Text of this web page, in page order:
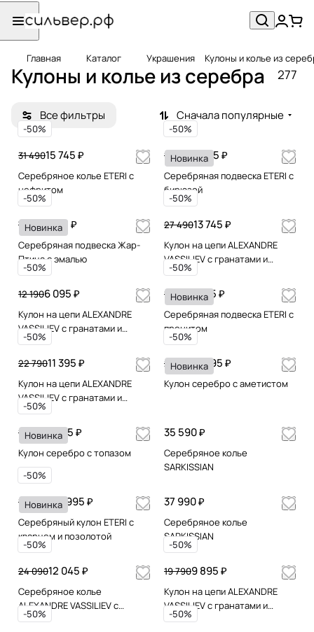
Главная Каталог Украшения Кулоны и колье из
Кулоны и колье из серебра 277
Все фильтры Сначала популярные
-50%
15 745 ₽
31 490
Серебряное колье ETERI с
нефритом
Новинка
-50%
5 495 ₽
10 990
Серебряная подвеска ETERI с
бирюзой
Новинка
-50%
3 995 ₽
7 990
Серебряная подвеска Жар-
Птица с эмалью
-50%
13 745 ₽
27 490
Кулон на цепи ALEXANDRE
VASSILIEV с гранатами и
марказитами Swarovski
-50%
6 095 ₽
12 190
Кулон на цепи ALEXANDRE
VASSILIEV с гранатами и
марказитами Swarovski
Новинка
-50%
5 895 ₽
11 790
Серебряная подвеска ETERI с
пренитом
-50%
11 395 ₽
22 790
Кулон на цепи ALEXANDRE
VASSILIEV с гранатами и
марказитами Swarovski
Новинка
-50%
11 995 ₽
23 990
Кулон серебро с аметистом
Новинка
-50%
9 995 ₽
19 990
Кулон серебро с топазом
35 590 ₽
Серебряное колье
SARKISSIAN
Новинка
-50%
69 995 ₽
139 990
Серебряный кулон ETERI с
кварцем и позолотой
37 990 ₽
Серебряное колье
SARKISSIAN
-50%
12 045 ₽
24 090
Серебряное колье
ALEXANDRE VASSILIEV с
гранатами
-50%
9 895 ₽
19 790
Кулон на цепи ALEXANDRE
VASSILIEV с гранатами и
марказитами Swarovski
-50% -50%